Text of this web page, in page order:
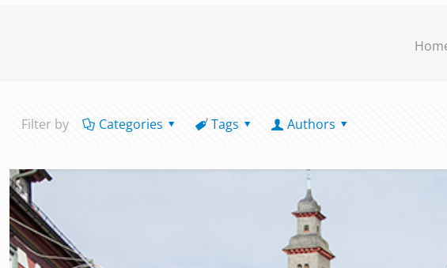
Filter by Categories Tags Authors